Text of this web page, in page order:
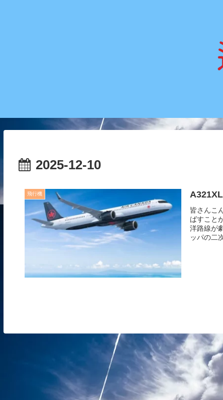
2025-12-10
飛行機
皆さんこ
ばすこと
洋路線が
ッパの二